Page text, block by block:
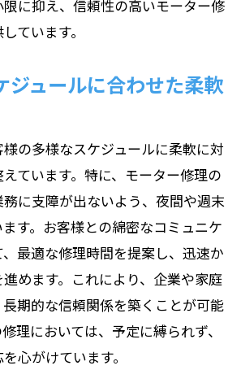
に抑え、信頼性の高いモーター修
ています。
ジュールに合わせた柔軟
の多様なスケジュールに柔軟に対
ています。特に、モーター修理の
に支障が出ないよう、夜間や週末
す。お客様との綿密なコミュニケ
最適な修理時間を提案し、迅速か
めます。これにより、企業や家庭
期的な信頼関係を築くことが可能
理においては、予定に縛られず、
心がけています。